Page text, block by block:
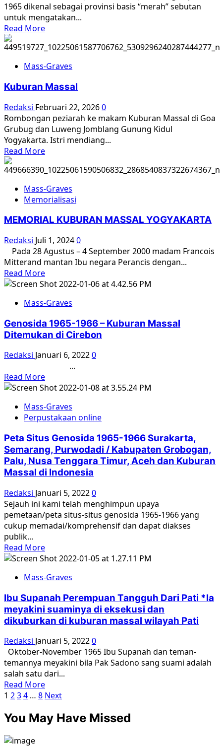
pada
anaknya
untuk
mewarisi
dendam
1965 dikenal sebagai provinsi basis “merah” sebutan
untuk mengatakan...
Read MoreRead
about
Kuburan
Massal
di
Jawa
Tengah
Mass-Graves
Kuburan Massal
Redaksi Februari 22, 20260
Rombongan peziarah ke makam Kuburan Massal di Goa
Grubug dan Luweng Jomblang Gunung Kidul
Yogyakarta. Istri mendiang...
Read MoreRead
about
Kuburan
Massal
Mass-Graves
Memorialisasi
MEMORIAL KUBURAN MASSAL YOGYAKARTA
Redaksi Juli 1, 20240
Pada 28 Agustus – 4 September 2000 madam Francois
Mitterand mantan Ibu negara Perancis dengan...
Read MoreRead
more
MEMORIAL
MASSAL
YOGYAKARTA
Mass-Graves
Genosida 1965-1966 – Kuburan Massal
Ditemukan di Cirebon
Redaksi Januari 6, 20220
...
Read MoreRead
more
Genosida
1965-
–
Kuburan
Massal
Ditemukan
Cirebon
Mass-Graves
Perpustakaan online
Peta Situs Genosida 1965-1966 Surakarta,
Semarang, Purwodadi / Kabupaten Grobogan,
Palu, Nusa Tenggara Timur, Aceh dan Kuburan
Massal di Indonesia
Redaksi Januari 5, 20220
Sejauh ini kami telah menghimpun upaya
pemetaan/peta situs-situs genosida 1965-1966 yang
cukup memadai/komprehensif dan dapat diakses
publik...
Read MoreRead
more
Peta
Genosida
1965-
1966
Semarang,
Purwodadi
/
Kabupaten
Grobogan,
Palu,
Nusa
Tenggara
Mass-Graves
Ibu Supanah Perempuan Tangguh Dari Pati *Ia
meyakini suaminya di eksekusi dan
dikuburkan di kuburan massal wilayah Pati
Redaksi Januari 5, 20220
Oktober-November 1965 Ibu Supanah dan teman-
temannya meyakini bila Pak Sadono sang suami adalah
salah satu dari...
Read MoreRead
more
Ibu
Supanah
Paginasi
pos
1 234 … 8 Next
You May Have Missed